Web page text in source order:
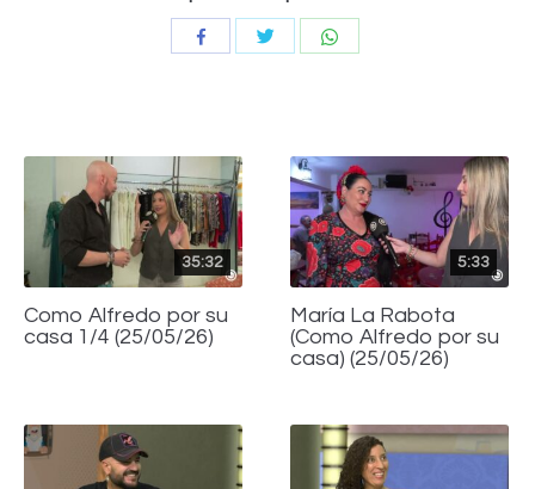
CompartirCompartir
35:32
Como Alfredo por su
casa 1/4 (25/05/26)
5:33
María La Rabota
(Como Alfredo por su
casa) (25/05/26)